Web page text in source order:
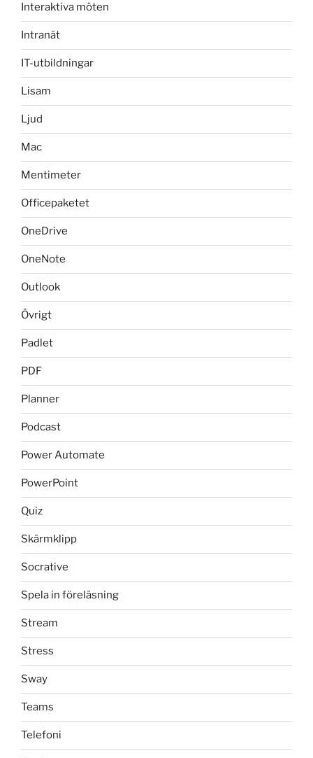
Interaktiva möten
Intranät
IT-utbildningar
Lisam
Ljud
Mac
Mentimeter
Officepaketet
OneDrive
OneNote
Outlook
Övrigt
Padlet
PDF
Planner
Podcast
Power Automate
PowerPoint
Quiz
Skärmklipp
Socrative
Spela in föreläsning
Stream
Stress
Sway
Teams
Telefoni